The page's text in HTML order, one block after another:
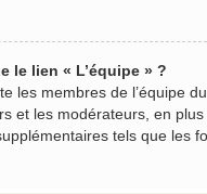
le lien « L’équipe » ?
les membres de l’équipe
et les modérateurs, en
tels que les